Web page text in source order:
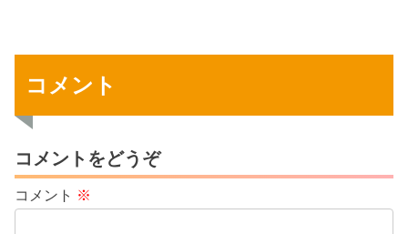
集客や収益が伸び悩んでいる方必見！あ
ランドを確立しませんか？
コメント
コメントをどうぞ
コメント ※